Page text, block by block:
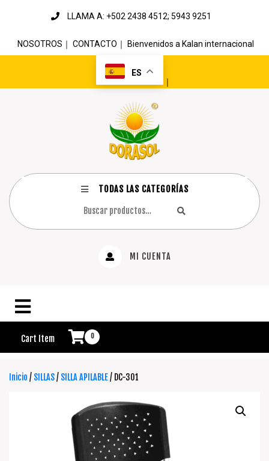
LLAMA A: +502 2438 4512; 5943 9251
NOSOTROS ｜ CONTACTO ｜ Bienvenidos a Kalan internacional
ES
｜
TODAS LAS CATEGORÍAS
MI CUENTA
Cart Item 0
Inicio / SILLAS/ SILLA APILABLE/ DC-301